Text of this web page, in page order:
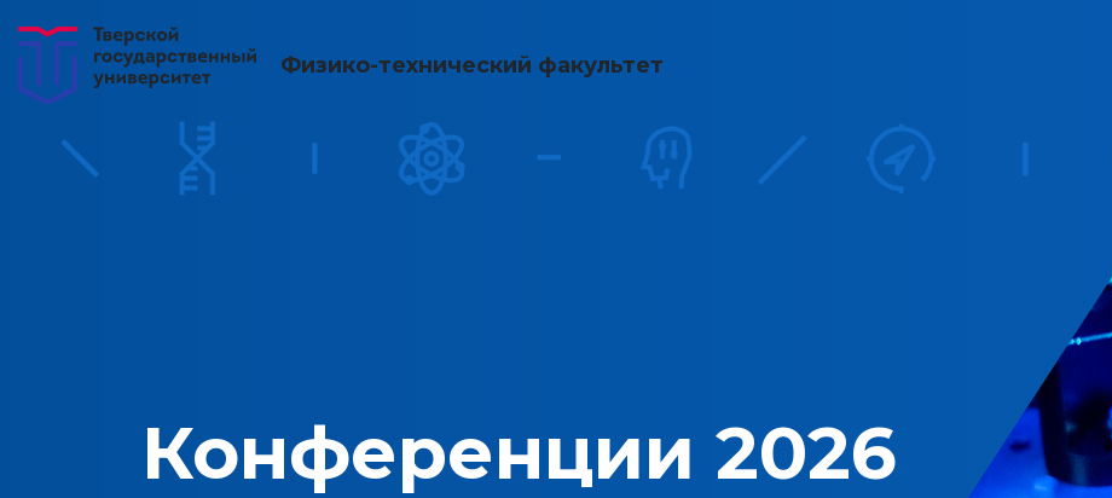
Физико-технический факультет
Конференции 2026